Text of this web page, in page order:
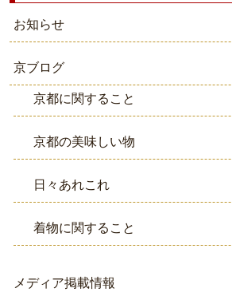
お知らせ
京ブログ
京都に関すること
京都の美味しい物
日々あれこれ
着物に関すること
メディア掲載情報